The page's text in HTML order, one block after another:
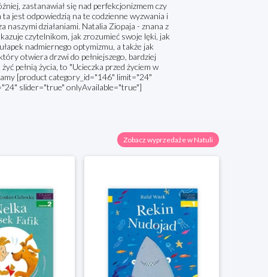
zastanawiał się nad perfekcjonizmem czy
jest odpowiedzią na te codzienne wyzwania i
działaniami. Natalia Ziopaja - znana z
czytelnikom, jak zrozumieć swoje lęki, jak
nadmiernego optymizmu, a także jak
otwiera drzwi do pełniejszego, bardziej
pełnią życia, to "Ucieczka przed życiem w
[product category_id="146" limit="24"
slider="true" onlyAvailable="true"]
Zobacz wyprzedaże w Natuli